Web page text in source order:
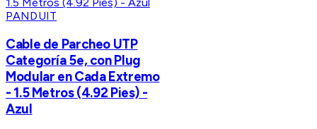
PANDUIT
Cable de Parcheo UTP
Categoría 5e, con Plug
Modular en Cada Extremo
- 1.5 Metros (4.92 Pies) -
Azul